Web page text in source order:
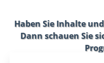
Haben Sie Inhalte
Dann schauen Sie